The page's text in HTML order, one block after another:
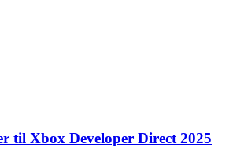
til Xbox Developer Direct 2025